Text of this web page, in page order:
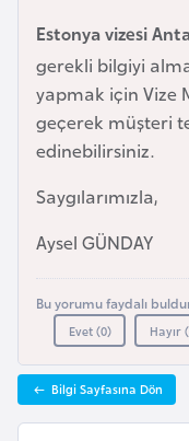
Estonya vizesi
gerekli bilgiyi
yapmak için Vize
geçerek müşteri
edinebilirsiniz.
Saygılarımızla,
Aysel GÜNDAY
Bu yorumu faydalı
Evet (0) Hayır (
Bilgi Sayfasına Dön
o
s
n
a
H
r
s
e
B
u